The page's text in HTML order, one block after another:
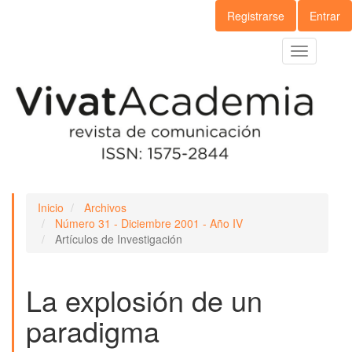
lateral
Registrarse Entrar
Toggle
navigation
Inicio
Archivos
Número 31 - Diciembre 2001 - Año IV
Artículos de Investigación
La explosión de un
paradigma